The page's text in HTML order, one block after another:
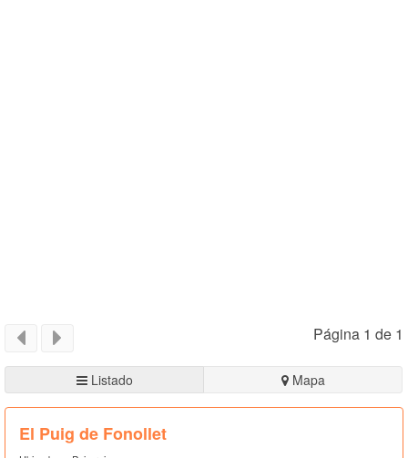
Página 1 de 1
Listado Mapa
El Puig de Fonollet